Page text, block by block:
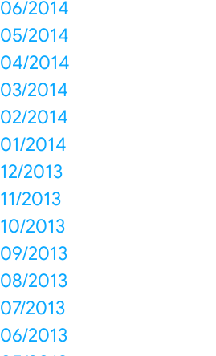
06/2014
05/2014
04/2014
03/2014
02/2014
01/2014
12/2013
11/2013
10/2013
09/2013
08/2013
07/2013
06/2013